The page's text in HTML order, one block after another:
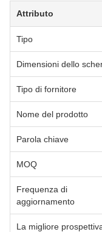
Attributo
Tipo
Dimensioni dello
Tipo di fornitore
Nome del prodotto
Parola chiave
MOQ
Frequenza di
aggiornamento
La migliore